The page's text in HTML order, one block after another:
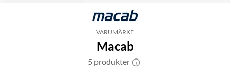
VARUMÄRKE
Macab
5 produkter